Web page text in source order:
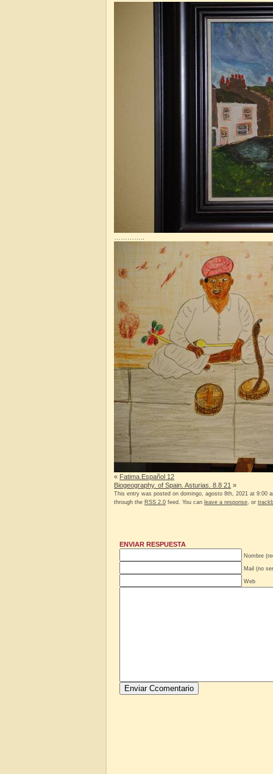
« Fatima.Español 12
Biogeography. of Spain. Asturias. 8.8 21 »
This entry was posted on domingo, agosto 8th, 2021 at 9:00
through the RSS 2.0 feed. You can leave a response, or
ENVIAR RESPUESTA
Nombre
Mail (no
Web